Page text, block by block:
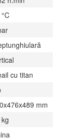
cu titan
mm